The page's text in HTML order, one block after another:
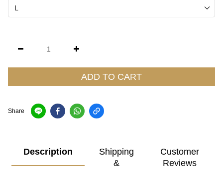
ADD TO CART
Share
Description
Shipping
&
Customer
Reviews